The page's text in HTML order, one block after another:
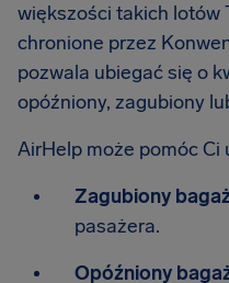
większości takich lotów
chronione przez
pozwala ubiegać się o
opóźniony, zagubiony
AirHelp może pomóc
Zagubiony
pasażera.
Opóźniony